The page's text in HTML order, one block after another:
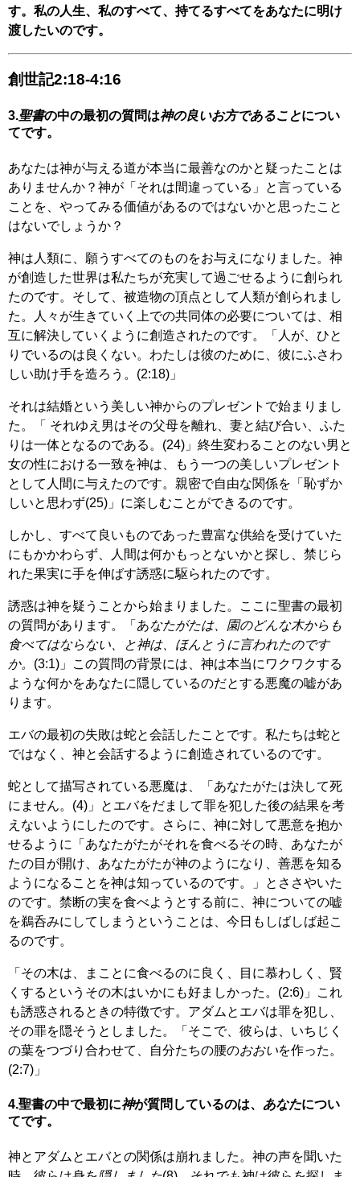
す。私の人生、私のすべて、持てるすべてをあなたに明け
渡したいのです。
創世記2:18-4:16
3.聖書の中の最初の質問は神の良いお方であることについ
てです。
あなたは神が与える道が本当に最善なのかと疑ったことは
ありませんか？神が「それは間違っている」と言っている
ことを、やってみる価値があるのではないかと思ったこと
はないでしょうか？
神は人類に、願うすべてのものをお与えになりました。神
が創造した世界は私たちが充実して過ごせるように創られ
たのです。そして、被造物の頂点として人類が創られまし
た。人々が生きていく上での共同体の必要については、相
互に解決していくように創造されたのです。「人が、ひと
りでいるのは良くない。わたしは彼のために、彼にふさわ
しい助け手を造ろう。(2:18)」
それは結婚という美しい神からのプレゼントで始まりまし
た。「 それゆえ男はその父母を離れ、妻と結び合い、ふた
りは一体となるのである。(24)」終生変わることのない男と
女の性における一致を神は、もう一つの美しいプレゼント
として人間に与えたのです。親密で自由な関係を「恥ずか
しいと思わず(25)」に楽しむことができるのです。
しかし、すべて良いものであった豊富な供給を受けていた
にもかかわらず、人間は何かもっとないかと探し、禁じら
れた果実に手を伸ばす誘惑に駆られたのです。
誘惑は神を疑うことから始まりました。ここに聖書の最初
の質問があります。「あなたがたは、園のどんな木からも
食べてはならない、と神は、ほんとうに言われたのです
か。 (3:1)」この質問の背景には、神は本当にワクワクする
ような何かをあなたに隠しているのだとする悪魔の嘘があ
ります。
エバの最初の失敗は蛇と会話したことです。私たちは蛇と
ではなく、神と会話するように創造されているのです。
蛇として描写されている悪魔は、「あなたがたは決して死
にません。(4)」とエバをだまして罪を犯した後の結果を考
えないようにしたのです。さらに、神に対して悪意を抱か
せるように「あなたがたがそれを食べるその時、あなたが
たの目が開け、あなたがたが神のようになり、善悪を知る
ようになることを神は知っているのです。」とささやいた
のです。禁断の実を食べようとする前に、神についての嘘
を鵜呑みにしてしまうということは、今日もしばしば起こ
るのです。
「その木は、まことに食べるのに良く、目に慕わしく、賢
くするというその木はいかにも好ましかった。(2:6)」これ
も誘惑されるときの特徴です。アダムとエバは罪を犯し、
その罪を隠そうとしました。「そこで、彼らは、いちじく
の葉をつづり合わせて、自分たちの腰のおおいを作った。
(2:7)」
4.聖書の中で最初に神が質問しているのは、 あなたについ
てです。
神とアダムとエバとの関係は崩れました。神の声を聞いた